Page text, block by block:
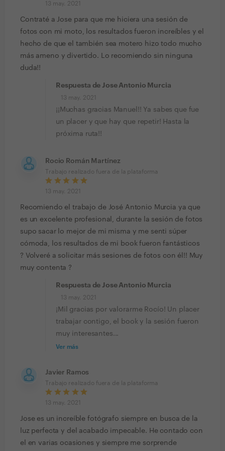
13 may. 2021
Contraté a Jose para que me hiciera una sesión de
fotos con mi moto, los resultados fueron increíbles y el
hecho de que el también sea motero hizo todo mucho
más ameno y divertido. Lo recomiendo sin ninguna
duda!!
Respuesta de Jose Antonio Murcia
13 may. 2021
¡¡Muchas gracias Manuel!! Ya sabes que fue
un placer y que hay que repetir! Hasta la
próxima ruta!!
Rocio Román Martínez
Trabajo realizado fuera de la plataforma
13 may. 2021
Recomiendo el trabajo de José Antonio Murcia ya que
es un excelente profesional, durante la sesión de fotos
supo sacar lo mejor de mi misma y me senti súper
cómoda, los resultados de mi book fueron fantásticos
? Volveré a solicitar más sesiones de fotos con él!! Muy
muy contenta ?
Respuesta de Jose Antonio Murcia
13 may. 2021
¡Mil gracias por valorarme Rocío! Un placer
trabajar contigo, el book y la sesión fueron
muy interesantes...
Ver más
Javier Ramos
Trabajo realizado fuera de la plataforma
13 may. 2021
Jose es un increíble fotógrafo siempre en busca de la
luz perfecta y del acabado impecable. He contado con
el en varias ocasiones y siempre me sorprende